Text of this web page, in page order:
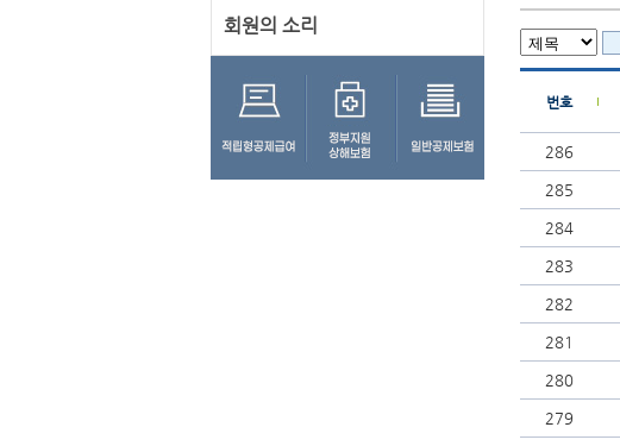
회원의 소리
번호
286
285
284
283
282
281
280
279